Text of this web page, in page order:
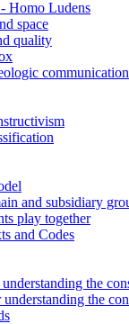
Homo Ludens
space
quality
and subsidiary
play together
and Codes
the
the